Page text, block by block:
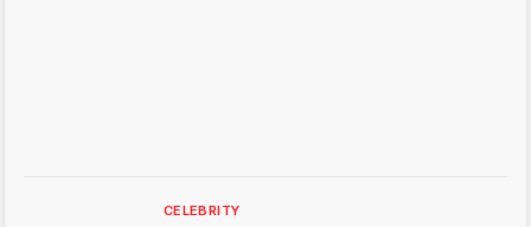
CELEBRITY